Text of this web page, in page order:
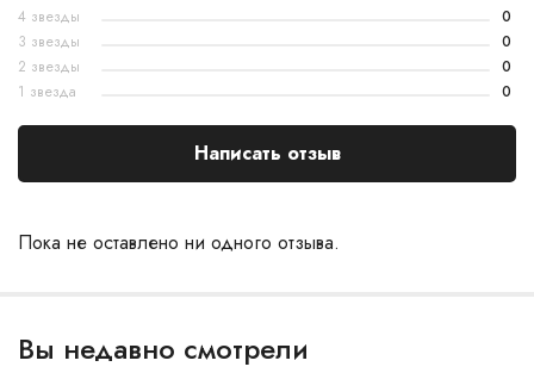
Пока не оставлено ни одного отзыва.
4 звезды
0
3 звезды
0
2 звезды
0
1 звезда
0
Написать отзыв
Вы недавно смотрели